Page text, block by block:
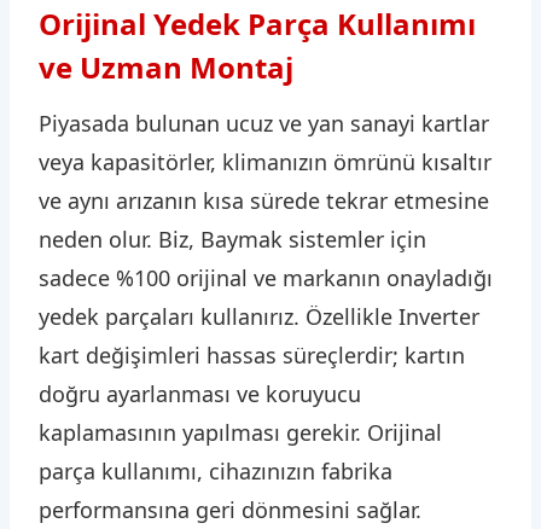
Orijinal Yedek Parça Kullanımı
ve Uzman Montaj
Piyasada bulunan ucuz ve yan sanayi kartlar
veya kapasitörler, klimanızın ömrünü kısaltır
ve aynı arızanın kısa sürede tekrar etmesine
neden olur. Biz, Baymak sistemler için
sadece %100 orijinal ve markanın onayladığı
yedek parçaları kullanırız. Özellikle Inverter
kart değişimleri hassas süreçlerdir; kartın
doğru ayarlanması ve koruyucu
kaplamasının yapılması gerekir. Orijinal
parça kullanımı, cihazınızın fabrika
performansına geri dönmesini sağlar.